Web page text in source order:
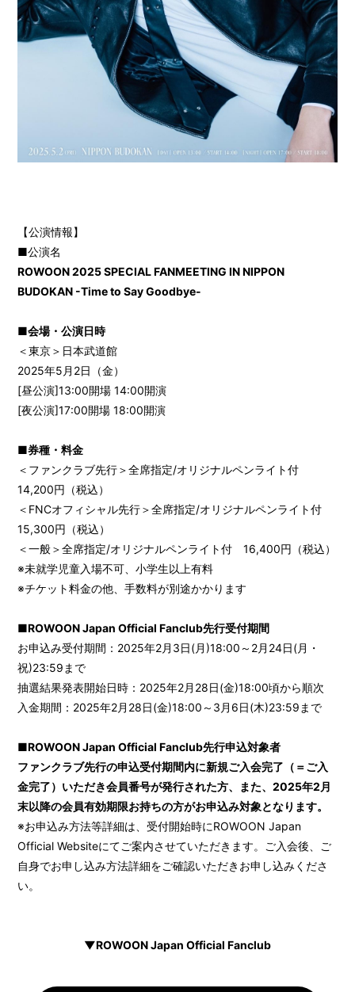
【公演情報】
■公演名
ROWOON 2025 SPECIAL FANMEETING IN NIPPON
BUDOKAN -Time to Say Goodbye-
■会場・公演日時
＜東京＞日本武道館
2025年5月2日（金）
[昼公演]13:00開場 14:00開演
[夜公演]17:00開場 18:00開演
■券種・料金
＜ファンクラブ先行＞全席指定/オリジナルペンライト付
14,200円（税込）
＜FNCオフィシャル先行＞全席指定/オリジナルペンライト付
15,300円（税込）
＜一般＞全席指定/オリジナルペンライト付 16,400円（税込）
※未就学児童入場不可、小学生以上有料
※チケット料金の他、手数料が別途かかります
■ROWOON Japan Official Fanclub先行受付期間
お申込み受付期間：2025年2月3日(月)18:00～2月24日(月・
祝)23:59まで
抽選結果発表開始日時：2025年2月28日(金)18:00頃から順次
入金期間：2025年2月28日(金)18:00～3月6日(木)23:59まで
■ROWOON Japan Official Fanclub先行申込対象者
ファンクラブ先行の申込受付期間内に新規ご入会完了（＝ご入
金完了）いただき会員番号が発行された方、また、2025年2月
末以降の会員有効期限お持ちの方がお申込み対象となります。
※お申込み方法等詳細は、受付開始時にROWOON Japan
Official Websiteにてご案内させていただきます。ご入会後、ご
自身でお申し込み方法詳細をご確認いただきお申し込みくださ
い。
▼ROWOON Japan Official Fanclub